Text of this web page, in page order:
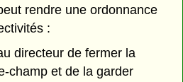
rendre une ordonnance
:
directeur de fermer la
champ et de la garder